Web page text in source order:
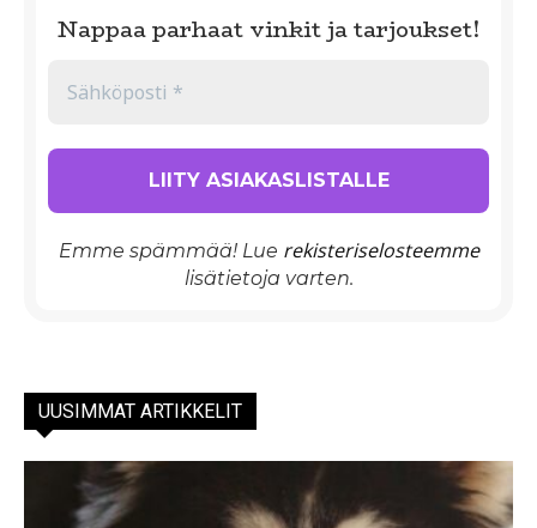
Nappaa parhaat vinkit ja tarjoukset!
Emme spämmää! Lue rekisteriselosteemme
lisätietoja varten.
UUSIMMAT ARTIKKELIT